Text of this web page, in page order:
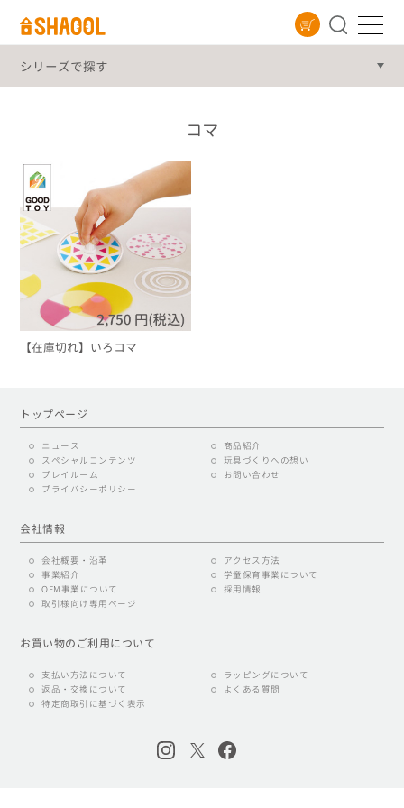
コマ
【在庫切れ】いろコマ
シリーズ
トップページ
ニュース
商品紹介
スペシャルコンテンツ
玩具づくりへの想い
プレイルーム
お問い合わせ
プライバシーポリシー
会社情報
会社概要・沿革
アクセス方法
事業紹介
学童保育事業について
OEM事業について
採用情報
取引様向け専用ページ
お買い物のご利用について
支払い方法について
ラッピングについて
返品・交換について
よくある質問
特定商取引に基づく表示